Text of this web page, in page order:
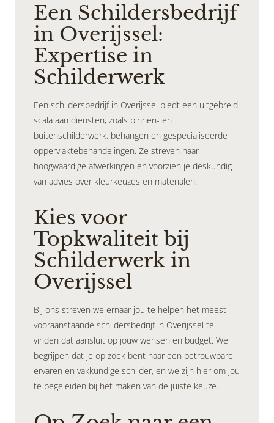
Een Schildersbedrijf
in Overijssel:
Expertise in
Schilderwerk
Een schildersbedrijf in Overijssel biedt een uitgebreid
scala aan diensten, zoals binnen- en
buitenschilderwerk, behangen en gespecialiseerde
oppervlaktebehandelingen. Ze streven naar
hoogwaardige afwerkingen en voorzien je deskundig
van advies over kleurkeuzes en materialen.
Kies voor
Topkwaliteit bij
Schilderwerk in
Overijssel
Bij ons streven we ernaar jou te helpen het meest
vooraanstaande schildersbedrijf in Overijssel te
vinden dat aansluit op jouw wensen en budget. We
begrijpen dat je op zoek bent naar een betrouwbare,
ervaren en vakkundige schilder, en we zijn hier om jou
te begeleiden bij het maken van de juiste keuze.